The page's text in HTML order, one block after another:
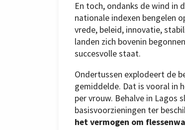
En toch, ondanks de wind in
nationale indexen bengelen
vrede, beleid, innovatie,
landen zich bovenin
succesvolle staat.
Ondertussen explodeert de
gemiddelde. Dat is vooral in
per vrouw. Behalve in Lagos
basisvoorzieningen ter
het vermogen om
Afgestudeerde
MIT
oprichter
WeCyclers,
Abiola,
begeeft
zich
op
het
gladde
ijs
tussen
winst
en